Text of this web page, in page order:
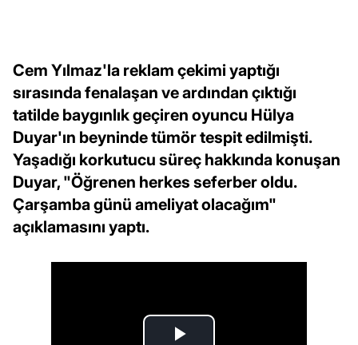
Cem Yılmaz'la reklam çekimi yaptığı
sırasında fenalaşan ve ardından çıktığı
tatilde baygınlık geçiren oyuncu Hülya
Duyar'ın beyninde tümör tespit edilmişti.
Yaşadığı korkutucu süreç hakkında konuşan
Duyar, "Öğrenen herkes seferber oldu.
Çarşamba günü ameliyat olacağım"
açıklamasını yaptı.